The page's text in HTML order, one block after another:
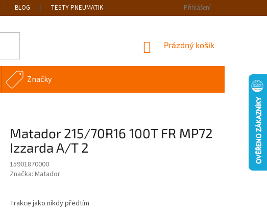
BLOG TESTY PNEUMATIK Přihlášení
NÁKUPNÍ
Prázdný košík
Značky
Matador 215/70R16 100T FR MP72
Izzarda A/T 2
15901870000
Značka: Matador
Trakce jako nikdy předtím